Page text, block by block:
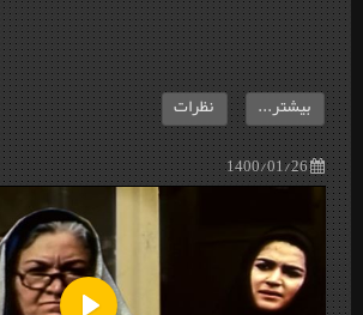
1400/01/26
بیشتر... نظرات